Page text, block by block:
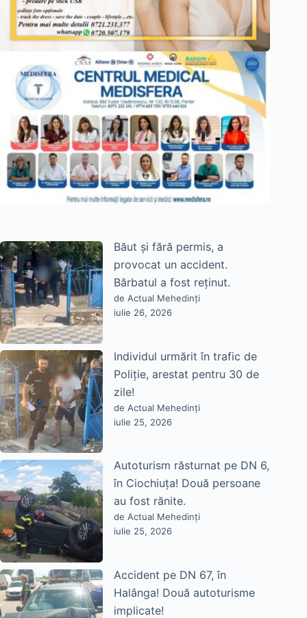
Băut și fără permis, a
provocat un accident.
Bărbatul a fost reținut.
de Actual Mehedinți
iulie 26, 2026
Individul urmărit în trafic de
Poliție, arestat pentru 30 de
zile!
de Actual Mehedinți
iulie 25, 2026
Autoturism răsturnat pe DN 6,
în Ciochiuța! Două persoane
au fost rănite.
de Actual Mehedinți
iulie 25, 2026
Accident pe DN 67, în
Halânga! Două autoturisme
implicate!